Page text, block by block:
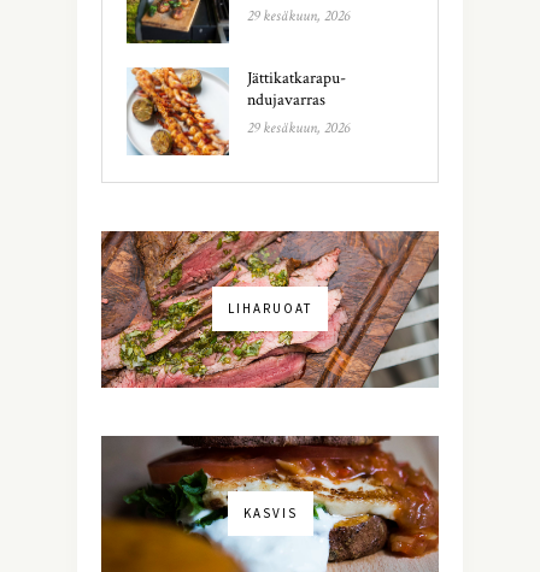
29 kesäkuun, 2026
Jättikatkarapu-
ndujavarras
29 kesäkuun, 2026
LIHARUOAT
KASVIS